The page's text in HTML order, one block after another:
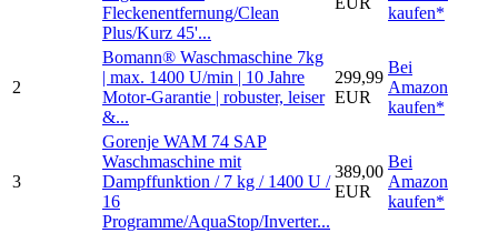
Fleckenentfernung/Clean
Plus/Kurz 45'...
kaufen*
2
Bomann® Waschmaschine 7kg
| max. 1400 U/min | 10 Jahre
Motor-Garantie | robuster, leiser
&...
299,99
EUR
Bei
Amazon
kaufen*
3
Gorenje WAM 74 SAP
Waschmaschine mit
Dampffunktion / 7 kg / 1400 U /
16
Programme/AquaStop/Inverter...
389,00
EUR
Bei
Amazon
kaufen*